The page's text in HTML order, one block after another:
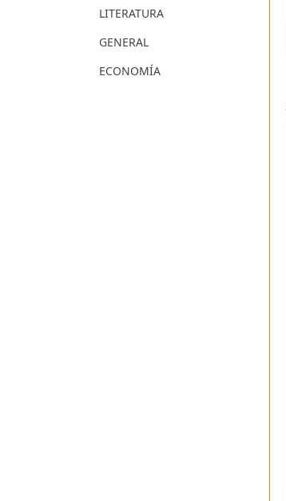
LITERATURA
GENERAL
ECONOMÍA